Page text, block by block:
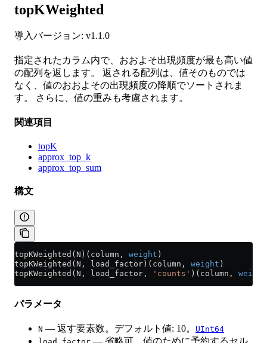
topKWeighted
導入バージョン: v1.1.0
指定されたカラム内で、おおよそ出現頻度が最も高い値
の配列を返します。 返される配列は、値そのものでは
なく、値のおおよその出現頻度の降順でソートされま
す。 さらに、値の重みも考慮されます。
関連項目
topK
approx_top_k
approx_top_sum
構文
topKWeighted(N)(column, weight )
topKWeighted(N, load_factor)(column, weight )
topKWeighted(N, load_factor,
'counts' )(column, weight
パラメータ
N — 返す要素数。デフォルト値: 10。
UInt64